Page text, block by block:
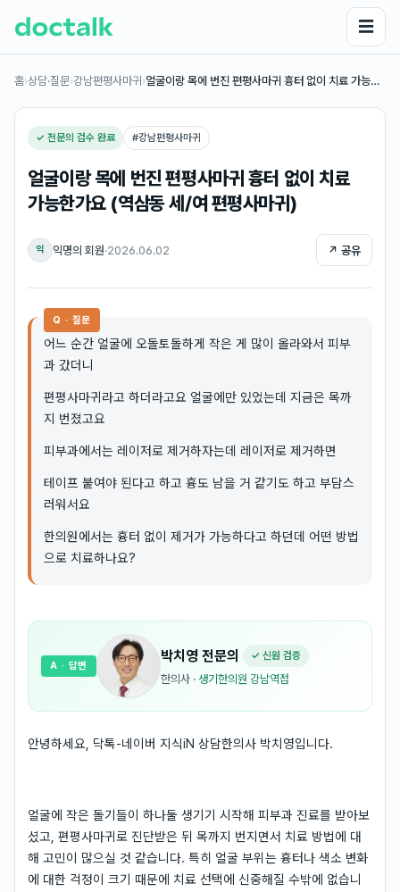
☰
홈›상담·질문›강남편평사마귀 ›얼굴이랑 목에 번진 편평사마귀 흉터 없이 치료 가능…
✓ 전문의 검수 완료 #강남편평사마귀
얼굴이랑 목에 번진 편평사마귀 흉터 없이 치료
가능한가요 (역삼동 세/여 편평사마귀)
익 익명의 회원·2026.06.02 ↗ 공유
Q · 질문
어느 순간 얼굴에 오돌토돌하게 작은 게 많이 올라와서 피부
과 갔더니
편평사마귀라고 하더라고요 얼굴에만 있었는데 지금은 목까
지 번졌고요
피부과에서는 레이저로 제거하자는데 레이저로 제거하면
테이프 붙여야 된다고 하고 흉도 남을 거 같기도 하고 부담스
러워서요
한의원에서는 흉터 없이 제거가 가능하다고 하던데 어떤 방법
으로 치료하나요?
박치영 전문의 ✓ 신원 검증
한의사 · 생기한의원 강남역점
A · 답변
안녕하세요, 닥톡-네이버 지식iN 상담한의사 박치영입니다.
얼굴에 작은 돌기들이 하나둘 생기기 시작해 피부과 진료를 받아보
셨고, 편평사마귀로 진단받은 뒤 목까지 번지면서 치료 방법에 대
해 고민이 많으실 것 같습니다. 특히 얼굴 부위는 흉터나 색소 변화
에 대한 걱정이 크기 때문에 치료 선택에 신중해질 수밖에 없습니